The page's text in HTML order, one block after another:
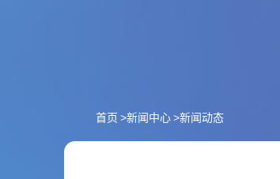
首页 >新闻中心>新闻动态